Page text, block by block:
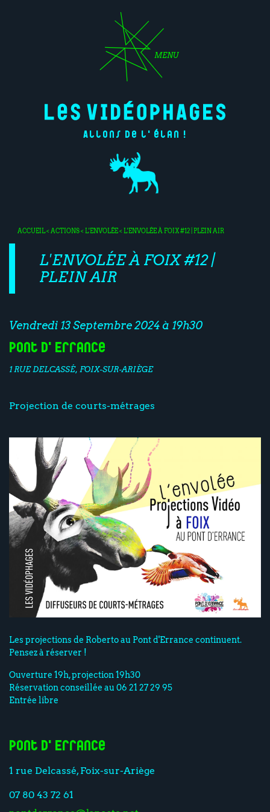
MENU
Allons de l'élan !
ACCUEIL<ACTIONS< L'ENVOLÉE< L'ENVOLÉE À FOIX #12 | PLEIN AIR
L'ENVOLÉE À FOIX #12 |
PLEIN AIR
Vendredi 13 Septembre 2024 à 19h30
Pont d'Errance
1 RUE DELCASSÉ, FOIX-SUR-ARIÈGE
Projection de courts-métrages
Les projections de Roberto au Pont d'Errance continuent.
Pensez à réserver !
Ouverture 19h, projection 19h30
Réservation conseillée au 06 21 27 29 95
Entrée libre
Pont d'Errance
1 rue Delcassé, Foix-sur-Ariège
07 80 43 72 61